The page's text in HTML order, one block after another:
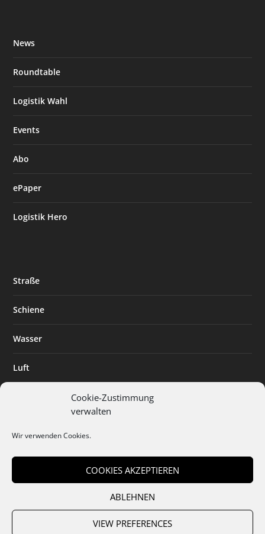
Cookie-Zustimmung
verwalten
Wir verwenden Cookies.
COOKIES AKZEPTIEREN
ABLEHNEN
VIEW PREFERENCES
News
Roundtable
Logistik Wahl
Events
Abo
ePaper
Logistik Hero
Straße
Schiene
Wasser
Luft
Digitalisierung
Mediadaten Cookies Datenschutz